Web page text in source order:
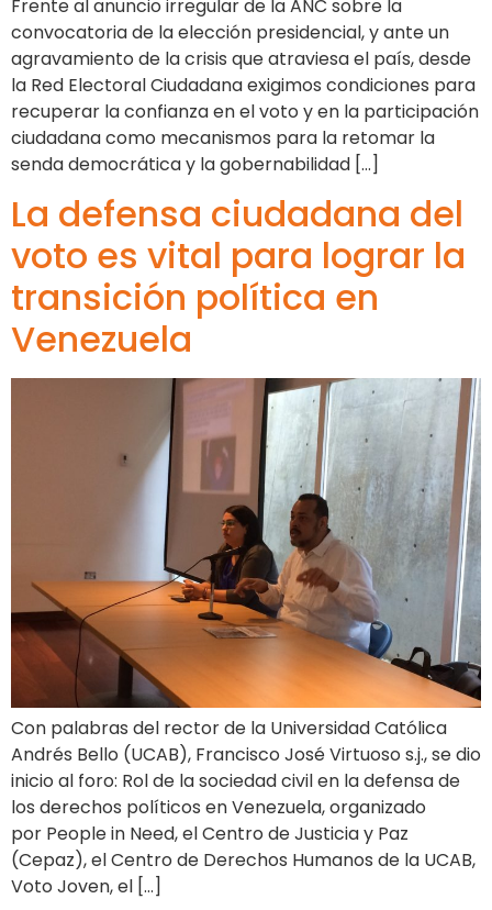
Frente al anuncio irregular de la ANC sobre la
convocatoria de la elección presidencial, y ante un
agravamiento de la crisis que atraviesa el país, desde
la Red Electoral Ciudadana exigimos condiciones para
recuperar la confianza en el voto y en la participación
ciudadana como mecanismos para la retomar la
senda democrática y la gobernabilidad […]
La defensa ciudadana del
voto es vital para lograr la
transición política en
Venezuela
Con palabras del rector de la Universidad Católica
Andrés Bello (UCAB), Francisco José Virtuoso s.j., se dio
inicio al foro: Rol de la sociedad civil en la defensa de
los derechos políticos en Venezuela, organizado
por People in Need, el Centro de Justicia y Paz
(Cepaz), el Centro de Derechos Humanos de la UCAB,
Voto Joven, el […]